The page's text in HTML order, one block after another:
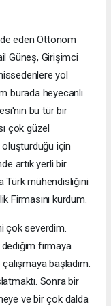
eden Ottonom
Güneş, Girişimci
yol
burada heyecanlı
bu tür bir
çok güzel
oluşturduğu için
artık yerli bir
Türk mühendisliğini
Firmasını kurdum.
çok severdim.
dediğim firmaya
başladım.
Sonra bir
ve bir çok dalda